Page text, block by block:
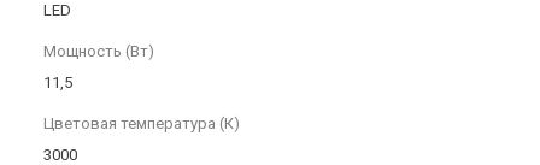
LED
Мощность (Вт)
11,5
Цветовая температура (К)
3000